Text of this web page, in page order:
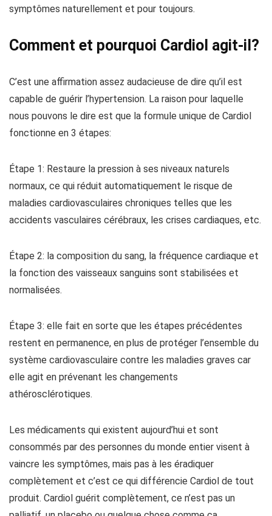
symptômes naturellement et pour toujours.
Comment et pourquoi Cardiol agit-il?
C’est une affirmation assez audacieuse de dire qu’il est
capable de guérir l’hypertension. La raison pour laquelle
nous pouvons le dire est que la formule unique de Cardiol
fonctionne en 3 étapes:
Étape 1: Restaure la pression à ses niveaux naturels
normaux, ce qui réduit automatiquement le risque de
maladies cardiovasculaires chroniques telles que les
accidents vasculaires cérébraux, les crises cardiaques, etc.
Étape 2: la composition du sang, la fréquence cardiaque et
la fonction des vaisseaux sanguins sont stabilisées et
normalisées.
Étape 3: elle fait en sorte que les étapes précédentes
restent en permanence, en plus de protéger l’ensemble du
système cardiovasculaire contre les maladies graves car
elle agit en prévenant les changements
athérosclérotiques.
Les médicaments qui existent aujourd’hui et sont
consommés par des personnes du monde entier visent à
vaincre les symptômes, mais pas à les éradiquer
complètement et c’est ce qui différencie Cardiol de tout
produit. Cardiol guérit complètement, ce n’est pas un